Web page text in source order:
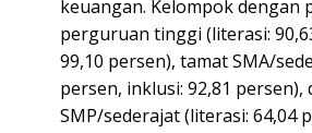
keuangan. Kelompok dengan
perguruan tinggi (literasi:
99,10 persen), tamat SMA/
persen, inklusi: 92,81 persen),
SMP/sederajat (literasi: 64,04